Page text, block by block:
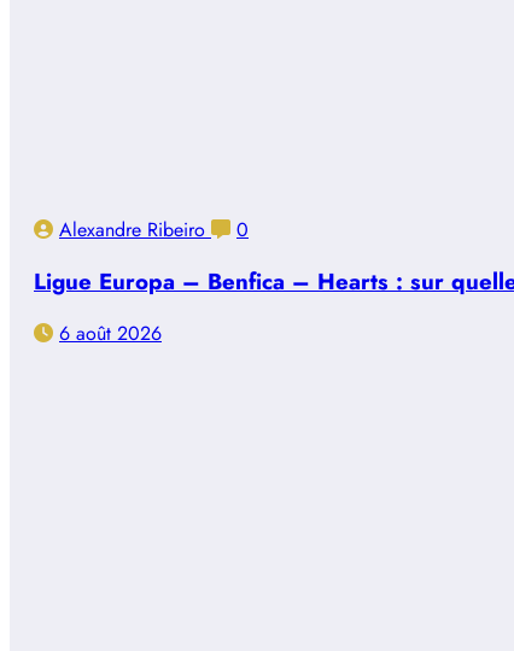
Alexandre Ribeiro 0
Ligue Europa – Benfica – Hearts : sur
6 août 2026